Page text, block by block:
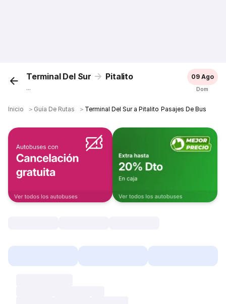
Terminal Del Sur Pitalito
...
09 Ago
Dom
Inicio ＞ Guía De Rutas ＞ Terminal Del Sur a Pitalito Pasajes De Bus